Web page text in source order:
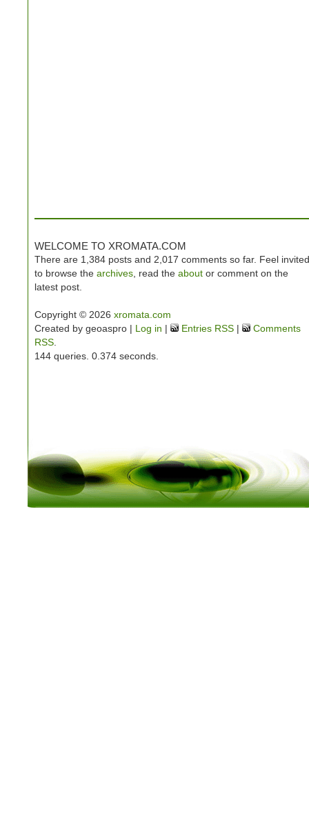
WELCOME TO XROMATA.COM
There are 1,384 posts and 2,017 comments so far. Feel invited
to browse the archives , read the about or comment on the
latest post.
Copyright © 2026 xromata.com
Created by geoaspro | Log in | Entries RSS |
Comments
RSS
144 queries. 0.374 seconds.